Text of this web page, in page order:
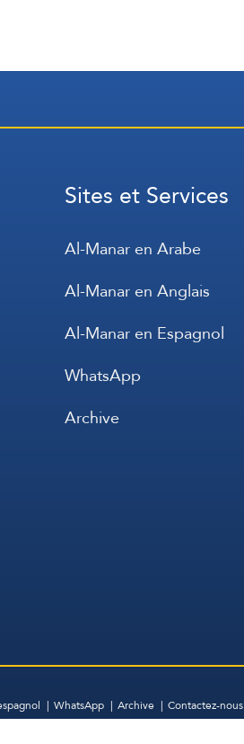
Sites et Services
Al-Manar en Arabe
Al-Manar en Anglais
Al-Manar en Espagnol
WhatsApp
Archive
WhatsApp Archive Contactez-nous